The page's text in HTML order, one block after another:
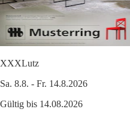
XXXLutz
Sa. 8.8. - Fr. 14.8.2026
Gültig bis 14.08.2026